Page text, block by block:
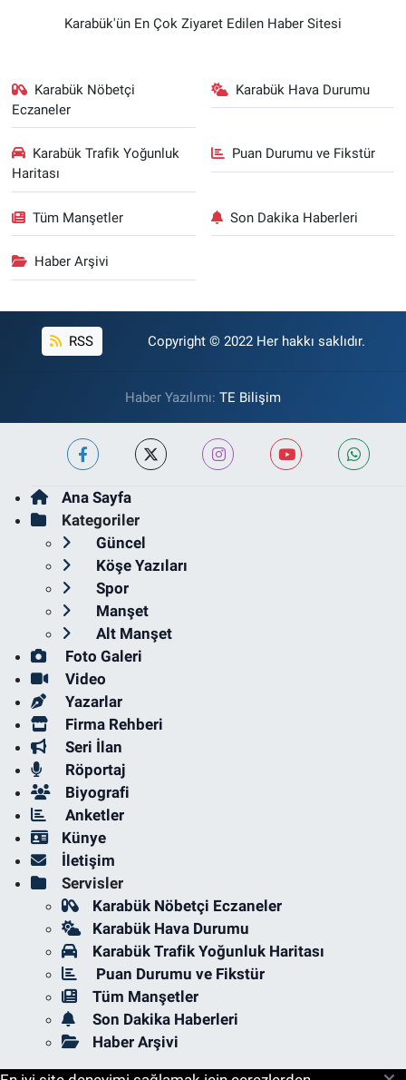
Karabük'ün En Çok Ziyaret Edilen Haber Sitesi
Karabük Nöbetçi
Eczaneler
Karabük Hava Durumu
Karabük Trafik Yoğunluk
Haritası
Puan Durumu ve Fikstür
Tüm Manşetler Son Dakika Haberleri
Haber Arşivi
RSS Copyright © 2022 Her hakkı saklıdır.
Haber Yazılımı: TE Bilişim
Ana Sayfa
Kategoriler
Güncel
Köşe Yazıları
Spor
Manşet
Alt Manşet
Foto Galeri
Video
Yazarlar
Firma Rehberi
Seri İlan
Röportaj
Biyografi
Anketler
Künye
İletişim
Servisler
Karabük Nöbetçi Eczaneler
Karabük Hava Durumu
Karabük Trafik Yoğunluk Haritası
Puan Durumu ve Fikstür
Tüm Manşetler
Son Dakika Haberleri
Haber Arşivi